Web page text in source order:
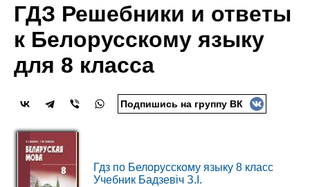
ГДЗ Решебники и ответы
к Белорусскому языку
для 8 класса
Подпишись на группу ВК
Гдз по Белорусскому языку 8 класс
Учебник Бадзевіч З.І.